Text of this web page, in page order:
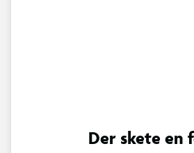
Der skete en